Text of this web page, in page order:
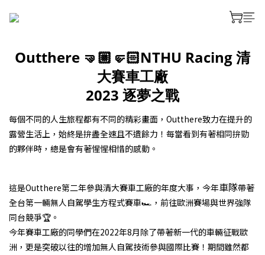
Outthere 🤜🏼🤛🏻NTHU Racing 清
大賽車工廠
2023 逐夢之戰
每個不同的人生旅程都有不同的精彩畫面，Outthere致力在提升的
露營生活上，始終是拚盡全速且不遺餘力！每當看到有著相同拚勁
的夥伴時，總是會有著惺惺相惜的感動。
這是Outthere第二年參與清大賽車工廠的年度大事，今年車隊帶著
全台第一輛無人自駕學生方程式賽車🏎️，前往歐洲賽場與世界強隊
同台競爭🏆。
今年賽車工廠的同學們在2022年8月除了帶著新一代的車輛征戰歐
洲，更是突破以往的增加無人自駕技術參與國際比賽！期間雖然都